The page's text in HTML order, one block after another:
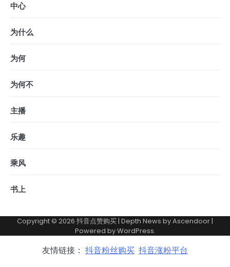
中心
为什么
为何
为何不
主播
乐趣
乘风
书上
Copyright © 2026 抖音点赞购买 | Depth News byAscendoor |
Powered byWordPress.
友情链接： 抖音粉丝购买 抖音涨粉平台